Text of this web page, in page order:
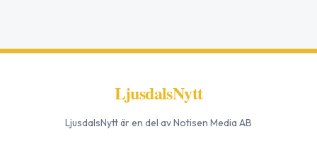
LjusdalsNytt
LjusdalsNyttär en del av Notisen Media AB